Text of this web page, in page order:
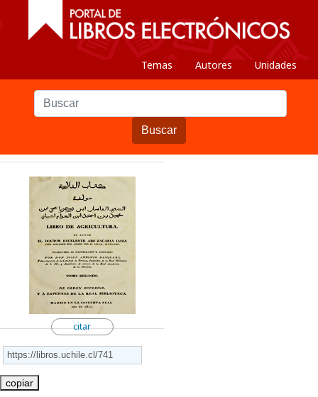
Temas Autores Unidades
Buscar
citar
copiar